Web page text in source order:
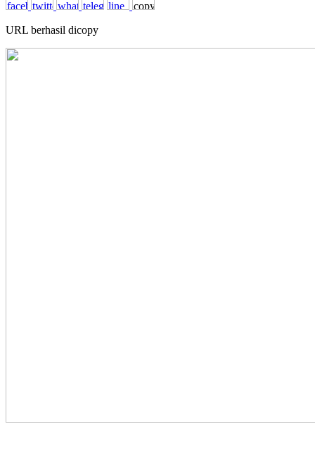
URL berhasil dicopy